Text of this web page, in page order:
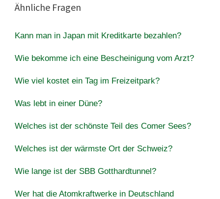
Ähnliche Fragen
Kann man in Japan mit Kreditkarte bezahlen?
Wie bekomme ich eine Bescheinigung vom Arzt?
Wie viel kostet ein Tag im Freizeitpark?
Was lebt in einer Düne?
Welches ist der schönste Teil des Comer Sees?
Welches ist der wärmste Ort der Schweiz?
Wie lange ist der SBB Gotthardtunnel?
Wer hat die Atomkraftwerke in Deutschland